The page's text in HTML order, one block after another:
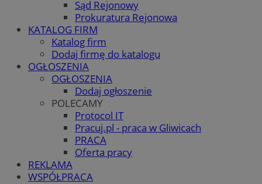
Sąd Rejonowy
Prokuratura Rejonowa
KATALOG FIRM
Katalog firm
Dodaj firmę do katalogu
OGŁOSZENIA
OGŁOSZENIA
Dodaj ogłoszenie
POLECAMY
Protocol IT
Pracuj.pl - praca w Gliwicach
PRACA
Oferta pracy
REKLAMA
WSPÓŁPRACA